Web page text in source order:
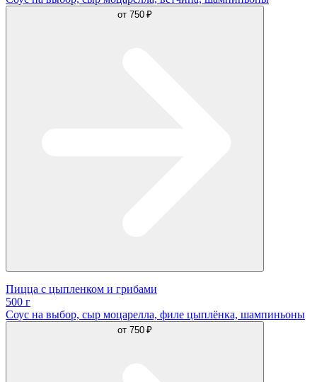
от 750 ₽
Пицца с цыпленком и грибами
500 г
Соус на выбор, сыр моцарелла, филе цыплёнка, шампиньоны
от 750 ₽